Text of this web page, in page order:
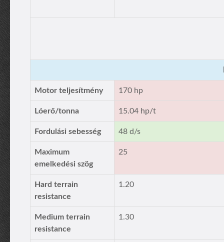
Motor teljesítmény 170 hp
Lóerő/tonna 15.04 hp/t
Fordulási sebesség 48 d/s
Maximum
emelkedési szög
25
Hard terrain
resistance
1.20
Medium terrain
resistance
1.30